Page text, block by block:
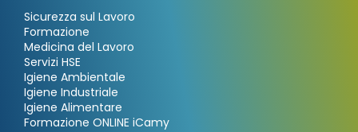
Sicurezza sul Lavoro
Formazione
Medicina del Lavoro
Servizi HSE
Igiene Ambientale
Igiene Industriale
Igiene Alimentare
Formazione ONLINE iCamy